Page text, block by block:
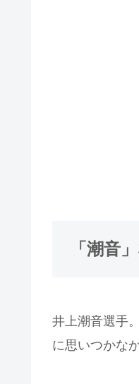
「潮音
井上潮音選手
に思いつかな